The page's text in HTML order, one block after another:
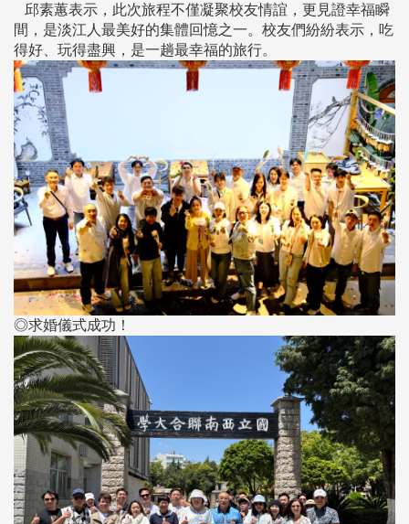
邱素蕙表示，此次旅程不僅凝聚校友情誼，更見證幸福瞬
間，是淡江人最美好的集體回憶之一。校友們紛紛表示，吃
得好、玩得盡興，是一趟最幸福的旅行。
◎求婚儀式成功！